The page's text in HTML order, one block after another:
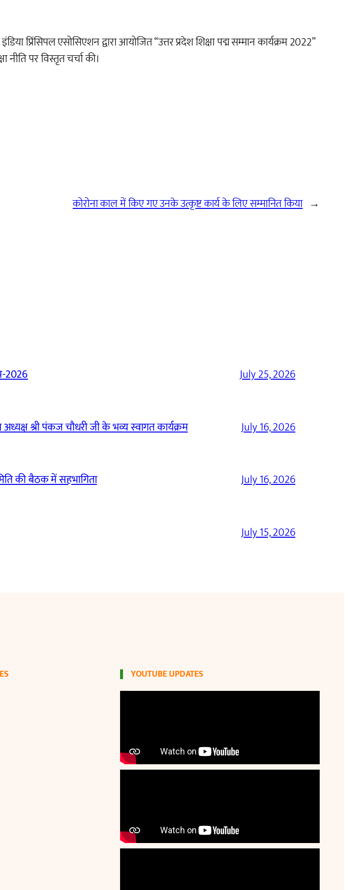
एसोसिएशन द्वारा आयोजित “उत्तर प्रदेश शिक्षा पद्म सम्मान कार्यक्रम 2022”
नीति पर विस्तृत चर्चा की।
कोरोना काल में किए गए उनके उत्कृष्ट कार्य के लिए सम्मानित किया →
2026 July 25, 2026
अध्यक्ष श्री पंकज चौधरी जी के भव्य स्वागत कार्यक्रम July 16, 2026
की बैठक में सहभागिता July 16, 2026
July 15, 2026
YOUTUBE UPDATES